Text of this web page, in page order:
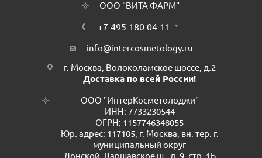
ООО "ВИТА ФАРМ"
+7 495 180 04 11
info@intercosmetology.ru
г. Москва, Волоколамское шоссе, д.2
Доставка по всей России!
ООО "ИнтерКосметолоджи"
ИНН: 7733230544
ОГРН: 1157746348055
Юр. адрес: 117105, г. Москва, вн. тер. г.
муниципальный округ
Донской, Варшавское ш., д. 9, стр. 1Б